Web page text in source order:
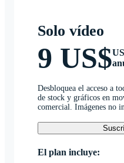
Solo vídeo
9 US$
Desbloquea el acceso a
de stock y gráficos en
comercial. Imágenes no
El plan incluye: